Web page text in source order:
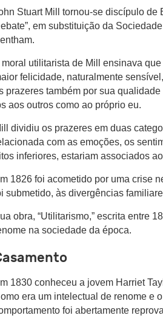
Stuart Mill tornou-se discípulo de
em substituição da
moral utilitarista de Mill ensinava
felicidade, naturalmente
prazeres também por sua
aos outros como ao próprio eu.
dividiu os prazeres em duas
com as emoções, os
inferiores, estariam associados
1826 foi acometido por uma crise
submetido, às divergências
obra, “Utilitarismo,” escrita entre
na sociedade da época.
1830 conheceu a jovem Harriet
era um intelectual de renome e
foi abertamente